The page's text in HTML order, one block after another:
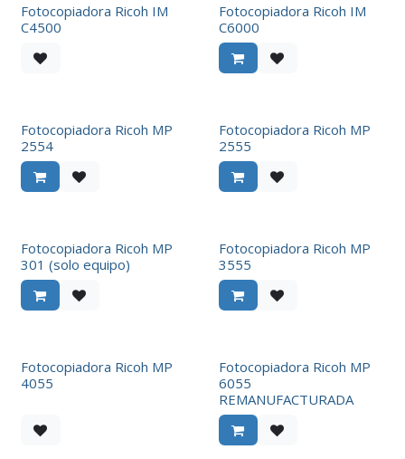
Fotocopiadora Ricoh IM
C4500
Fotocopiadora Ricoh IM
C6000
Fotocopiadora Ricoh MP
2554
Fotocopiadora Ricoh MP
2555
Fotocopiadora Ricoh MP
301 (solo equipo)
Fotocopiadora Ricoh MP
3555
Fotocopiadora Ricoh MP
4055
Fotocopiadora Ricoh MP
6055
REMANUFACTURADA